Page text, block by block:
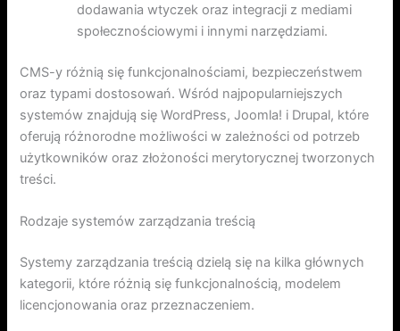
dodawania wtyczek oraz integracji z mediami
społecznościowymi i innymi narzędziami.
CMS-y różnią się funkcjonalnościami, bezpieczeństwem
oraz typami dostosowań. Wśród najpopularniejszych
systemów znajdują się WordPress, Joomla! i Drupal, które
oferują różnorodne możliwości w zależności od potrzeb
użytkowników oraz złożoności merytorycznej tworzonych
treści.
Rodzaje systemów zarządzania treścią
Systemy zarządzania treścią dzielą się na kilka głównych
kategorii, które różnią się funkcjonalnością, modelem
licencjonowania oraz przeznaczeniem.